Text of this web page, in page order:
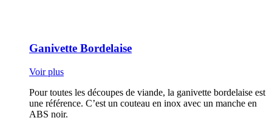
Ganivette Bordelaise
Voir plus
Pour toutes les découpes de viande, la ganivette bordelaise est
une référence. C’est un couteau en inox avec un manche en
ABS noir.